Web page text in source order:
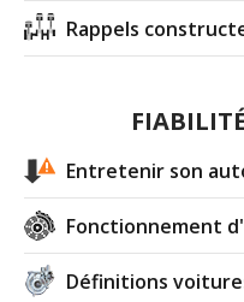
Rappels
Entretenir son
Fonctionnement
Définitions